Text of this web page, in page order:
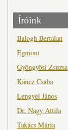
Íróink
Balogh Bertalan
Egmont
Gyöngyösi Zsuzsa
Káncz Csaba
Lengyel János
Dr. Nagy Attila
Takács Mária